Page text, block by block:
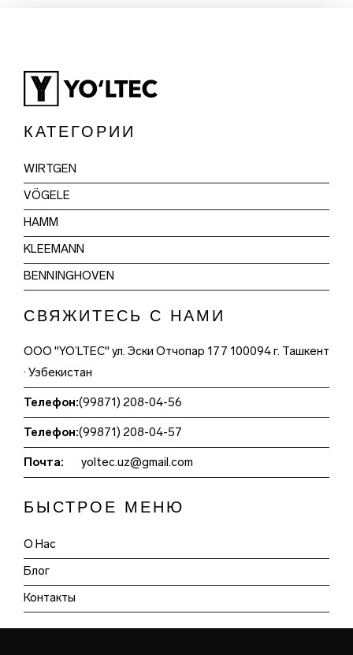
КАТЕГОРИИ
WIRTGEN
VÖGELE
HAMM
KLEEMANN
BENNINGHOVEN
СВЯЖИТЕСЬ С НАМИ
ООО "YO’LTEC" ул. Эски Отчопар 177 100094 г. Ташкент
· Узбекистан
Телефон:(99871) 208-04-56
Телефон:(99871) 208-04-57
Почта: yoltec.uz@gmail.com
БЫСТРОЕ МЕНЮ
О Нас
Блог
Контакты